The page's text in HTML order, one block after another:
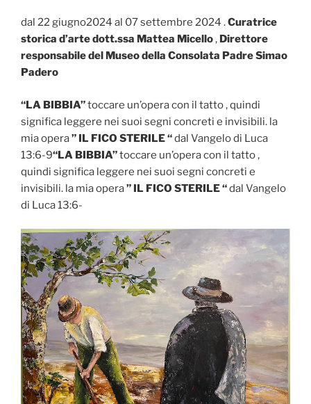
dal 22 giugno2024 al 07 settembre 2024 .Curatrice
storica d’arte dott.ssa Mattea Micello, Direttore
responsabile del Museo della Consolata Padre Simao
Padero
“LA BIBBIA”toccare un’opera con il tatto , quindi
significa leggere nei suoi segni concreti e invisibili. la
mia opera” IL FICO STERILE “dal Vangelo di Luca
13:6-9“LA BIBBIA”toccare un’opera con il tatto ,
quindi significa leggere nei suoi segni concreti e
invisibili. la mia opera” IL FICO STERILE “dal Vangelo
di Luca 13:6-